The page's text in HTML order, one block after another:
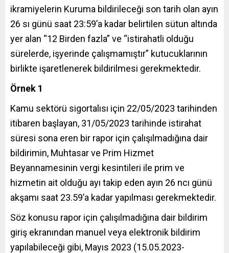
ikramiyelerin Kuruma bildirileceği son tarih olan ayın
26 sı günü saat 23:59’a kadar belirtilen sütun altında
yer alan “12 Birden fazla” ve “istirahatli olduğu
sürelerde, işyerinde çalışmamıştır” kutucuklarının
birlikte işaretlenerek bildirilmesi gerekmektedir.
Örnek 1
Kamu sektörü sigortalısı için 22/05/2023 tarihinden
itibaren başlayan, 31/05/2023 tarihinde istirahat
süresi sona eren bir rapor için çalışılmadığına dair
bildirimin, Muhtasar ve Prim Hizmet
Beyannamesinin vergi kesintileri ile prim ve
hizmetin ait olduğu ayı takip eden ayın 26 ncı günü
akşamı saat 23.59’a kadar yapılması gerekmektedir.
Söz konusu rapor için çalışılmadığına dair bildirim
giriş ekranından manuel veya elektronik bildirim
yapılabileceği gibi, Mayıs 2023 (15.05.2023-